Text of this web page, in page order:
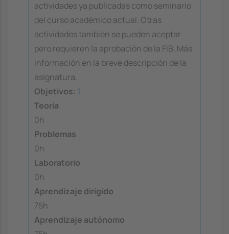
actividades ya publicadas como seminario
del curso académico actual. Otras
actividades también se pueden aceptar
pero requieren la aprobación de la FIB. Más
información en la breve descripción de la
asignatura.
Objetivos: 1
Teoría
0h
Problemas
0h
Laboratorio
0h
Aprendizaje dirigido
75h
Aprendizaje autónomo